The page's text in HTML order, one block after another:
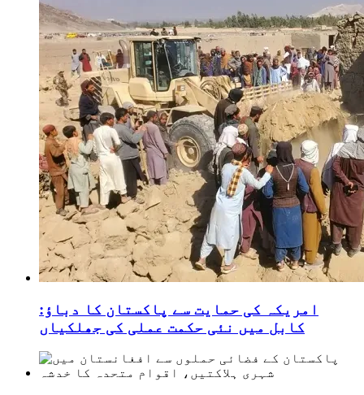
امریکہ کی حمایت سے پاکستان کا دباؤ:
کابل میں نئی حکمت عملی کی جھلکیاں